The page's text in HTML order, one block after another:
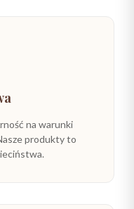
na warunki
produkty to